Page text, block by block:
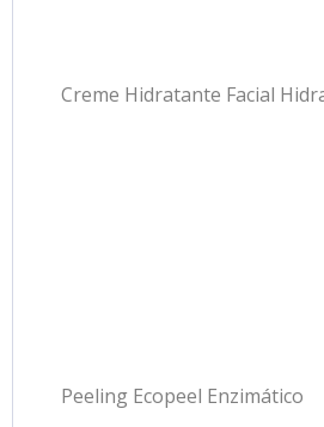
Creme Hidratante Facial
Peeling Ecopeel Enzimático